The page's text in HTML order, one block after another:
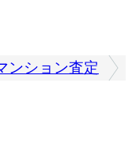
ンション査定